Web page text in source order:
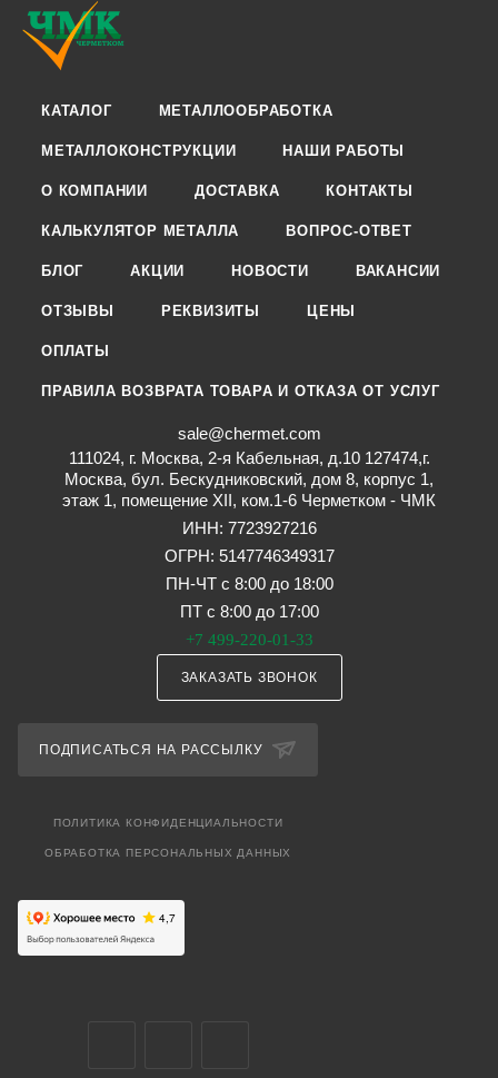
КАТАЛОГ МЕТАЛЛООБРАБОТКА
МЕТАЛЛОКОНСТРУКЦИИ НАШИ РАБОТЫ
О КОМПАНИИ ДОСТАВКА КОНТАКТЫ
КАЛЬКУЛЯТОР МЕТАЛЛА ВОПРОС-ОТВЕТ
БЛОГ АКЦИИ НОВОСТИ ВАКАНСИИ
ОТЗЫВЫ РЕКВИЗИТЫ ЦЕНЫ
ОПЛАТЫ
ПРАВИЛА ВОЗВРАТА ТОВАРА И ОТКАЗА ОТ УСЛУГ
sale@chermet.com
111024, г. Москва, 2-я Кабельная, д.10 127474,г.
Москва, бул. Бескудниковский, дом 8, корпус 1,
этаж 1, помещение XII, ком.1-6 Черметком - ЧМК
ИНН: 7723927216
ОГРН: 5147746349317
ПН-ЧТ с 8:00 до 18:00
ПТ с 8:00 до 17:00
+7 499-220-01-33
ЗАКАЗАТЬ ЗВОНОК
ПОДПИСАТЬСЯ НА РАССЫЛКУ
ПОЛИТИКА КОНФИДЕНЦИАЛЬНОСТИ
ОБРАБОТКА ПЕРСОНАЛЬНЫХ ДАННЫХ